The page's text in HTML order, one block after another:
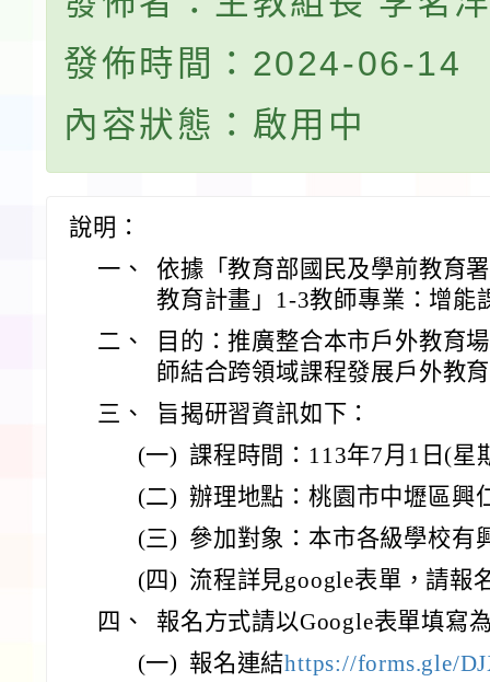
發佈時間：2024-06-14
內容狀態：啟用中
說明：
一、
依據「教育部國民及學前教育
教育計畫」1-3教師專業：增能
二、
目的：推廣整合本市戶外教育
師結合跨領域課程發展戶外教
三、
旨揭研習資訊如下：
(一) 課程時間：113年7月1日(星
(二) 辦理地點：桃園市中壢區興
(三) 參加對象：本市各級學校有
(四) 流程詳見google表單，請報
四、
報名方式請以Google表單填寫
(一) 報名連結https://forms.gle/